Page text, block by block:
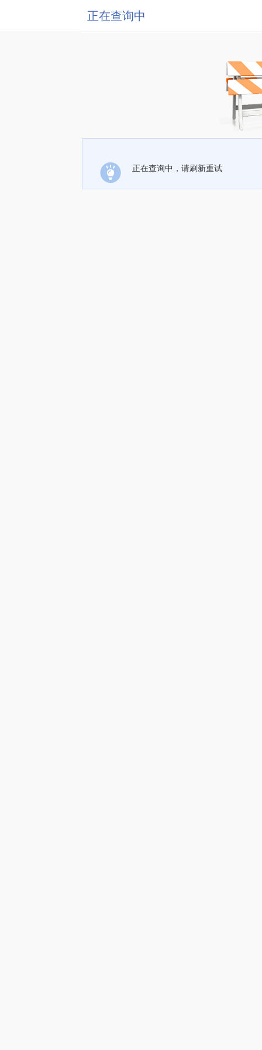
正在查询中
正在查询中，请刷新重试